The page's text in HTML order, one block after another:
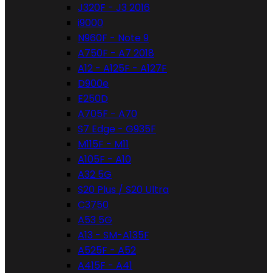
J320F - J3 2016
i9000
N960F - Note 9
A750F - A7 2018
A12 - A125F - A127F
D900e
E250D
A705F - A70
S7 Edge - G935F
M115F - M11
A105F - A10
A32 5G
S20 Plus / S20 Ultra
C3750
A53 5G
A13 - SM-A135F
A525F - A52
A415F - A41